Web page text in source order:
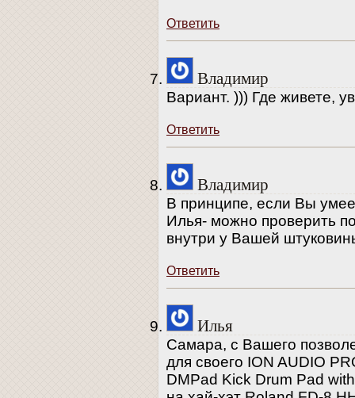
Ответить
Владимир
Вариант. ))) Где живете,
Ответить
Владимир
В принципе, если Вы
Илья- можно проверить
внутри у Вашей
Ответить
Илья
Самара, с Вашего
для своего ION AUDIO
DMPad Kick Drum Pad